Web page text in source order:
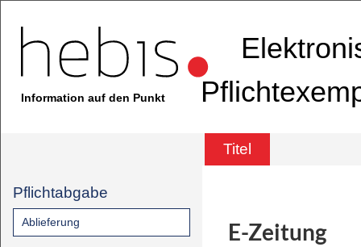
Information auf den Punkt
Titel
Pflichtabgabe
Ablieferung E-Zeitung